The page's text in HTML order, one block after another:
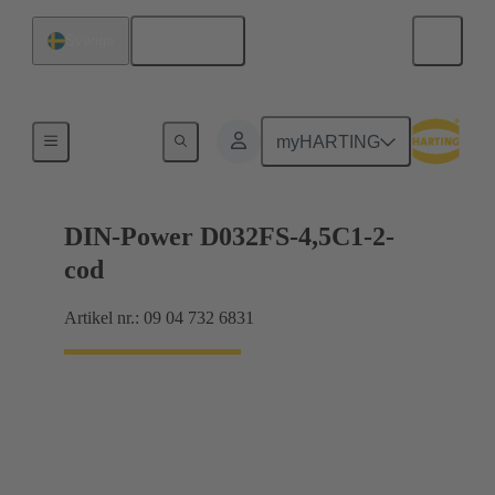
myHARTING
Förbindning moderkort till dotterkort
DIN-Power D032FS-4,5C1-2-
cod
Artikel nr.: 09 04 732 6831